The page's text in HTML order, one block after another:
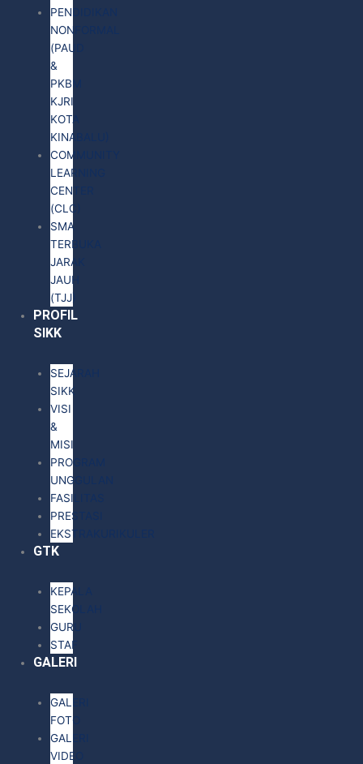
PENDIDIKAN
NONFORMAL
(PAUD
&
PKBM
KJRI
KOTA
KINABALU)
COMMUNITY
LEARNING
CENTER
(CLC)
SMA
TERBUKA
JARAK
JAUH
(TJJ)
PROFIL
SIKK
SEJARAH
SIKK
VISI
&
MISI
PROGRAM
UNGGULAN
FASILITAS
PRESTASI
EKSTRAKURIKULER
GTK
KEPALA
SEKOLAH
GURU
STAF
GALERI
GALERI
FOTO
GALERI
VIDEO